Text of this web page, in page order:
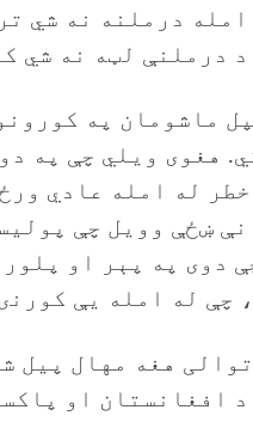
درملنه نه شي
درملنې لټه نه شي
ماشومان په
هغوی ویلي چې په
له امله عادي
ښځې وویل چې
دوی په پېر او
چې له امله یې
افغانستان او